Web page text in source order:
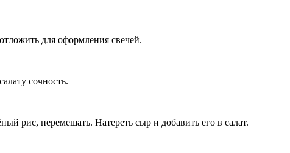
для оформления свечей.
сочность.
рис, перемешать. Натереть сыр и добавить его в салат.